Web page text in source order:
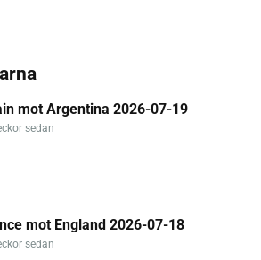
mot Argentina 2026-07-19
sedan
mot England 2026-07-18
sedan